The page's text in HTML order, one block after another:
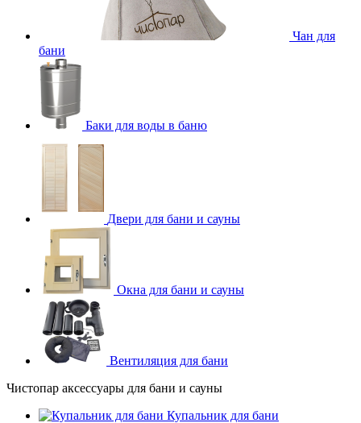
Чан для
бани
Баки для воды в баню
Двери для бани и сауны
Окна для бани и сауны
Вентиляция для бани
Чистопар аксессуары для бани и сауны
Купальник для бани